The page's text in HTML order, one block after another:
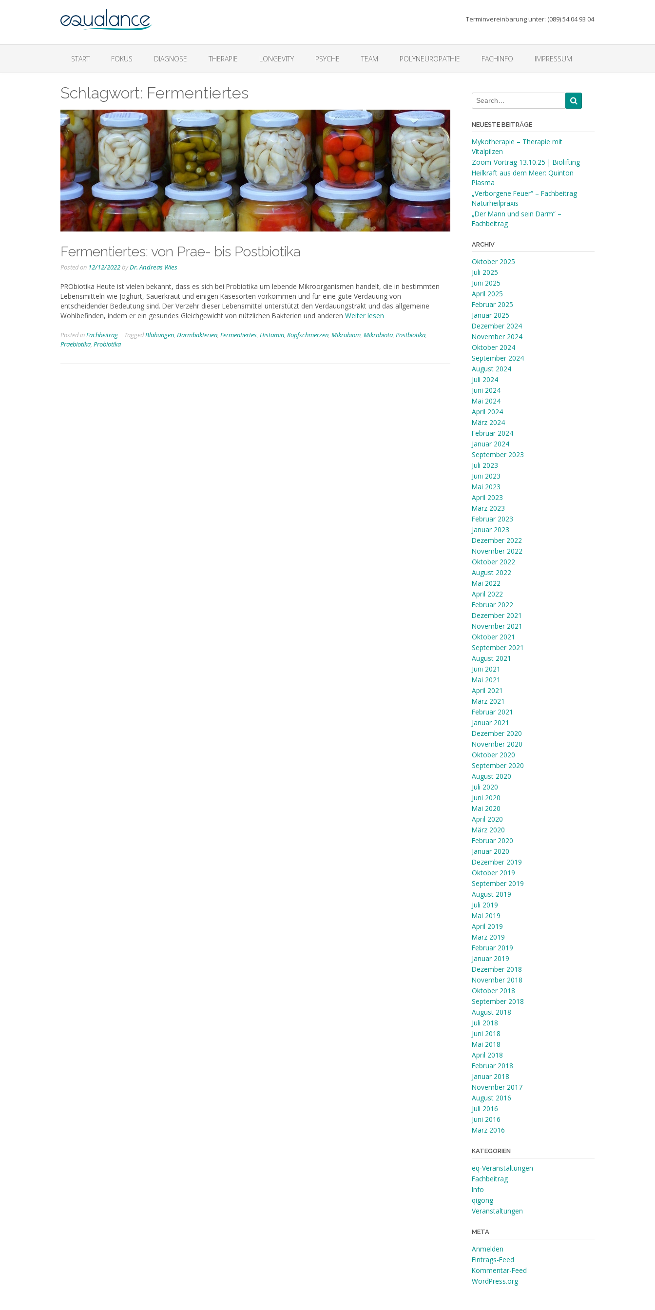
Terminvereinbarung unter: (089) 54 04 93 04
START FOKUS DIAGNOSE THERAPIE LONGEVITY PSYCHE TEAM POLYNEUROPATHIE FACHINFO IMPRESSUM
Schlagwort: Fermentiertes
Fermentiertes: von Prae- bis Postbiotika
Posted on 12/12/2022byDr. Andreas Wies
PRObiotika Heute ist vielen bekannt, dass es sich bei Probiotika um lebende Mikroorganismen handelt, die in bestimmten
Lebensmitteln wie Joghurt, Sauerkraut und einigen Käsesorten vorkommen und für eine gute Verdauung von
entscheidender Bedeutung sind. Der Verzehr dieser Lebensmittel unterstützt den Verdauungstrakt und das allgemeine
Wohlbefinden, indem er ein gesundes Gleichgewicht von nützlichen Bakterien und anderen Weiter lesen
Posted inFachbeitrag TaggedBlähungen, Darmbakterien, Fermentiertes, Histamin, Kopfschmerzen, Mikrobiom, Mikrobiota, Postbiotika,
Praebiotika, Probiotika
NEUESTE BEITRÄGE
Mykotherapie – Therapie mit
Vitalpilzen
Zoom-Vortrag 13.10.25 | Biolifting
Heilkraft aus dem Meer: Quinton
Plasma
„Verborgene Feuer“ – Fachbeitrag
Naturheilpraxis
„Der Mann und sein Darm“ –
Fachbeitrag
ARCHIV
Oktober 2025
Juli 2025
Juni 2025
April 2025
Februar 2025
Januar 2025
Dezember 2024
November 2024
Oktober 2024
September 2024
August 2024
Juli 2024
Juni 2024
Mai 2024
April 2024
März 2024
Februar 2024
Januar 2024
September 2023
Juli 2023
Juni 2023
Mai 2023
April 2023
März 2023
Februar 2023
Januar 2023
Dezember 2022
November 2022
Oktober 2022
August 2022
Mai 2022
April 2022
Februar 2022
Dezember 2021
November 2021
Oktober 2021
September 2021
August 2021
Juni 2021
Mai 2021
April 2021
März 2021
Februar 2021
Januar 2021
Dezember 2020
November 2020
Oktober 2020
September 2020
August 2020
Juli 2020
Juni 2020
Mai 2020
April 2020
März 2020
Februar 2020
Januar 2020
Dezember 2019
Oktober 2019
September 2019
August 2019
Juli 2019
Mai 2019
April 2019
März 2019
Februar 2019
Januar 2019
Dezember 2018
November 2018
Oktober 2018
September 2018
August 2018
Juli 2018
Juni 2018
Mai 2018
April 2018
Februar 2018
Januar 2018
November 2017
August 2016
Juli 2016
Juni 2016
März 2016
KATEGORIEN
eq-Veranstaltungen
Fachbeitrag
Info
qigong
Veranstaltungen
META
Anmelden
Eintrags-Feed
Kommentar-Feed
WordPress.org